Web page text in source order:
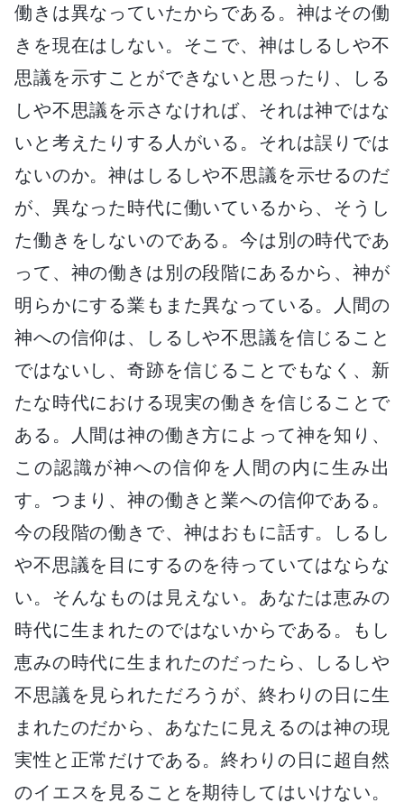
働きは異なっていたからである。神はその働
きを現在はしない。そこで、神はしるしや不
思議を示すことができないと思ったり、しる
しや不思議を示さなければ、それは神ではな
いと考えたりする人がいる。それは誤りでは
ないのか。神はしるしや不思議を示せるのだ
が、異なった時代に働いているから、そうし
た働きをしないのである。今は別の時代であ
って、神の働きは別の段階にあるから、神が
明らかにする業もまた異なっている。人間の
神への信仰は、しるしや不思議を信じること
ではないし、奇跡を信じることでもなく、新
たな時代における現実の働きを信じることで
ある。人間は神の働き方によって神を知り、
この認識が神への信仰を人間の内に生み出
す。つまり、神の働きと業への信仰である。
今の段階の働きで、神はおもに話す。しるし
や不思議を目にするのを待っていてはならな
い。そんなものは見えない。あなたは恵みの
時代に生まれたのではないからである。もし
恵みの時代に生まれたのだったら、しるしや
不思議を見られただろうが、終わりの日に生
まれたのだから、あなたに見えるのは神の現
実性と正常だけである。終わりの日に超自然
のイエスを見ることを期待してはいけない。